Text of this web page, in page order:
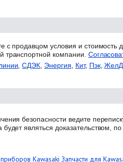
с продавцом условия и стоимость
транспортной компании.
,СДЭК Энергия Кит, Пэк,
безопасности ведите
будет являться доказательством,
Kawasaki Запчасти для